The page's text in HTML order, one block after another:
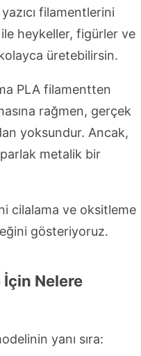
filamentlerini
heykeller, figürler ve
kolayca üretebilirsin.
PLA filamentten
rağmen, gerçek
yoksundur. Ancak,
metalik bir
cilalama ve oksitleme
gösteriyoruz.
Nelere
yanı sıra: